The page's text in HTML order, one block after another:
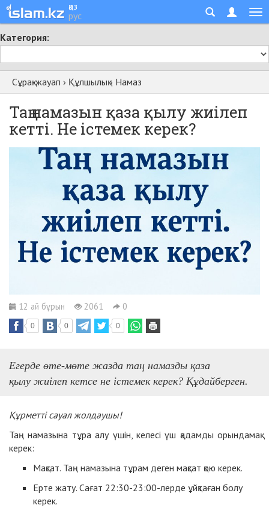
қаз
рус
Категория:
Сұрақ-жауап › Құлшылық› Намаз
Таң намазын қаза қылу жиілеп
кетті. Не істемек керек?
12 ай бұрын 2061 0
0 0 0
Егерде өте-мөте жазда таң намазды қаза
қылу жиілеп кетсе не істемек керек? Құдайберген.
Құрметті сауал жолдаушы!
Таң намазына тұра алу үшін, келесі үш қадамды орындамақ
керек:
Мақсат. Таң намазына тұрам деген мақсат қою керек.
Ерте жату. Сағат 22:30-23:00-лерде ұйқтаған болу
керек.